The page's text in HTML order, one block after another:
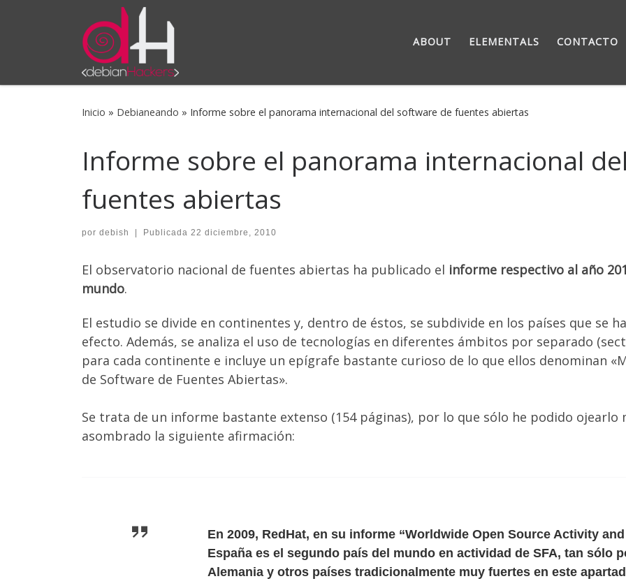
Saltar al contenido
ABOUT ELEMENTALS CONTACTO
Inicio » Debianeando » Informe sobre el panorama internacional del software de fuentes abiertas
Informe sobre el panorama internacional
fuentes abiertas
por debish Publicada 22 diciembre, 2010
El observatorio nacional de fuentes abiertas ha publicado el informe respectivo al año
mundo.
El estudio se divide en continentes y, dentro de éstos, se subdivide en los países que se
efecto. Además, se analiza el uso de tecnologías en diferentes ámbitos por separado
para cada continente e incluye un epígrafe bastante curioso de lo que ellos denominan
de Software de Fuentes Abiertas».
Se trata de un informe bastante extenso (154 páginas), por lo que sólo he podido ojearlo
asombrado la siguiente afirmación:
En 2009, RedHat, en su informe “Worldwide Open Source Activity
España es el segundo país del mundo en actividad de SFA, tan sólo
Alemania y otros países tradicionalmente muy fuertes en este